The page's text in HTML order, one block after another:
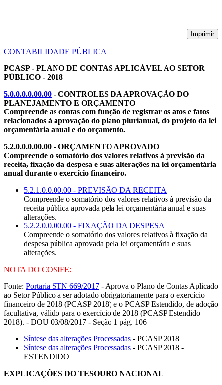
Imprimir
CONTABILIDADE PÚBLICA
PCASP - PLANO DE CONTAS APLICÁVEL AO SETOR
PÚBLICO - 2018
5.0.0.0.0.00.00 - CONTROLES DA APROVAÇÃO DO
PLANEJAMENTO E ORÇAMENTO
Compreende as contas com função de registrar os atos e fatos
relacionados à aprovação do plano plurianual, do projeto da lei
orçamentária anual e do orçamento.
5.2.0.0.0.00.00 - ORÇAMENTO APROVADO
Compreende o somatório dos valores relativos à previsão da
receita, fixação da despesa e suas alterações na lei orçamentária
anual durante o exercício financeiro.
5.2.1.0.0.00.00 - PREVISÃO DA RECEITA
Compreende o somatório dos valores relativos à previsão da
receita pública aprovada pela lei orçamentária anual e suas
alterações.
5.2.2.0.0.00.00 - FIXAÇÃO DA DESPESA
Compreende o somatório dos valores relativos à fixação da
despesa pública aprovada pela lei orçamentária e suas
alterações.
NOTA DO COSIFE:
Fonte: Portaria STN 669/2017 - Aprova o Plano de Contas Aplicado
ao Setor Público a ser adotado obrigatoriamente para o exercício
financeiro de 2018 (PCASP 2018) e o PCASP Estendido, de adoção
facultativa, válido para o exercício de 2018 (PCASP Estendido
2018). - DOU 03/08/2017 - Seção 1 pág. 106
Síntese das alterações Processadas - PCASP 2018
Síntese das alterações Processadas - PCASP 2018 -
ESTENDIDO
EXPLICAÇÕES DO TESOURO NACIONAL